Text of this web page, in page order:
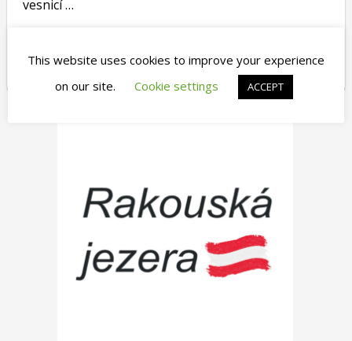
vesnicí …
Continue →
This website uses cookies to improve your experience
on our site.
Cookie settings ACCEPT